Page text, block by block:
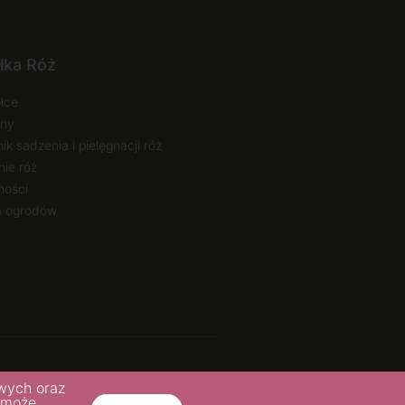
Róż
sadzenia i pielęgnacji róż
róż
ogrodów
oraz